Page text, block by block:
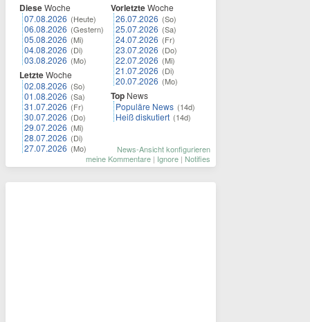
DieseWoche
07.08.2026 (Heute)
06.08.2026 (Gestern)
05.08.2026 (Mi)
04.08.2026 (Di)
03.08.2026 (Mo)
LetzteWoche
02.08.2026 (So)
01.08.2026 (Sa)
31.07.2026 (Fr)
30.07.2026 (Do)
29.07.2026 (Mi)
28.07.2026 (Di)
27.07.2026 (Mo)
VorletzteWoche
26.07.2026 (So)
25.07.2026 (Sa)
24.07.2026 (Fr)
23.07.2026 (Do)
22.07.2026 (Mi)
21.07.2026 (Di)
20.07.2026 (Mo)
Top News
Populäre News (14d)
Heiß diskutiert (14d)
News-Ansicht konfigurieren
meine Kommentare | Ignore | Notifies